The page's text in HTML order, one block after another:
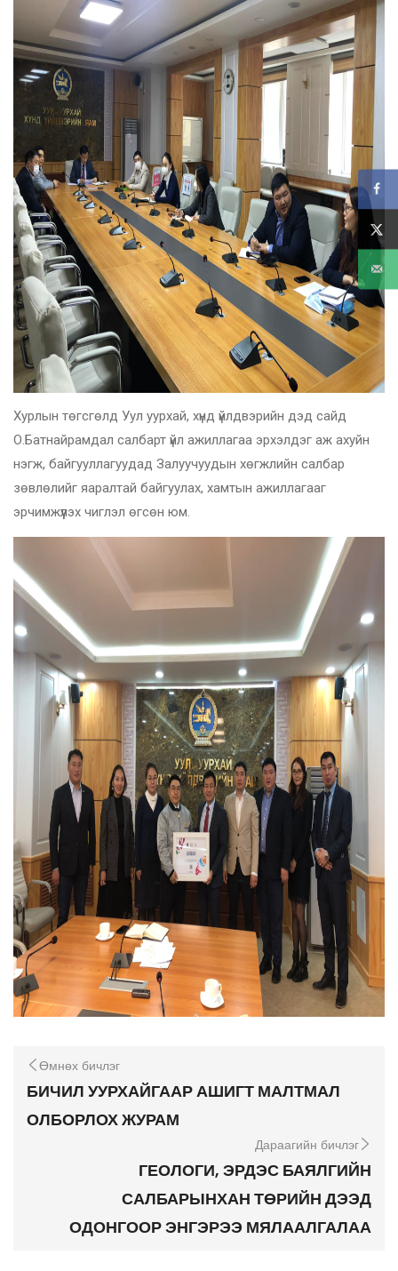
Хурлын төгсгөлд Уул уурхай, хүнд үйлдвэрийн дэд сайд
О.Батнайрамдал салбарт үйл ажиллагаа эрхэлдэг аж ахуйн
нэгж, байгууллагуудад Залуучуудын хөгжлийн салбар
зөвлөлийг яаралтай байгуулах, хамтын ажиллагааг
эрчимжүүлэх чиглэл өгсөн юм.
Өмнөх бичлэг
БИЧИЛ УУРХАЙГААР АШИГТ МАЛТМАЛ
ОЛБОРЛОХ ЖУРАМ
Дараагийн бичлэг
ГЕОЛОГИ, ЭРДЭС БАЯЛГИЙН
САЛБАРЫНХАН ТӨРИЙН ДЭЭД
ОДОНГООР ЭНГЭРЭЭ МЯЛААЛГАЛАА